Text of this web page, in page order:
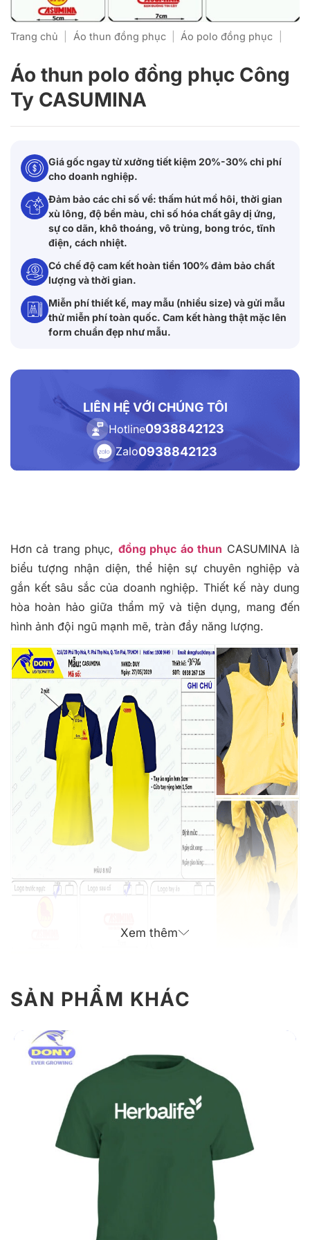
Trang chủ Áo thun đồng phục Áo polo đồng phục
Áo thun polo đồng phục Công
Ty CASUMINA
Giá gốc ngay từ xưởng tiết kiệm 20%-30% chi phí
cho doanh nghiệp.
Đảm bảo các chỉ số về: thấm hút mồ hôi, thời gian
xù lông, độ bền màu, chỉ số hóa chất gây dị ứng,
sự co dãn, khô thoáng, vô trùng, bong tróc, tĩnh
điện, cách nhiệt.
Có chế độ cam kết hoàn tiền 100% đảm bảo chất
lượng và thời gian.
Miễn phí thiết kế, may mẫu (nhiều size) và gửi mẫu
thử miễn phí toàn quốc. Cam kết hàng thật mặc lên
form chuẩn đẹp như mẫu.
LIÊN HỆ VỚI CHÚNG TÔI
Hotline0938842123
Zalo0938842123
Hơn cả trang phục, đồng phục áo thun CASUMINA là
biểu tượng nhận diện, thể hiện sự chuyên nghiệp và
gắn kết sâu sắc của doanh nghiệp. Thiết kế này dung
hòa hoàn hảo giữa thẩm mỹ và tiện dụng, mang đến
hình ảnh đội ngũ mạnh mẽ, tràn đầy năng lượng.
Xem thêm
SẢN PHẨM KHÁC